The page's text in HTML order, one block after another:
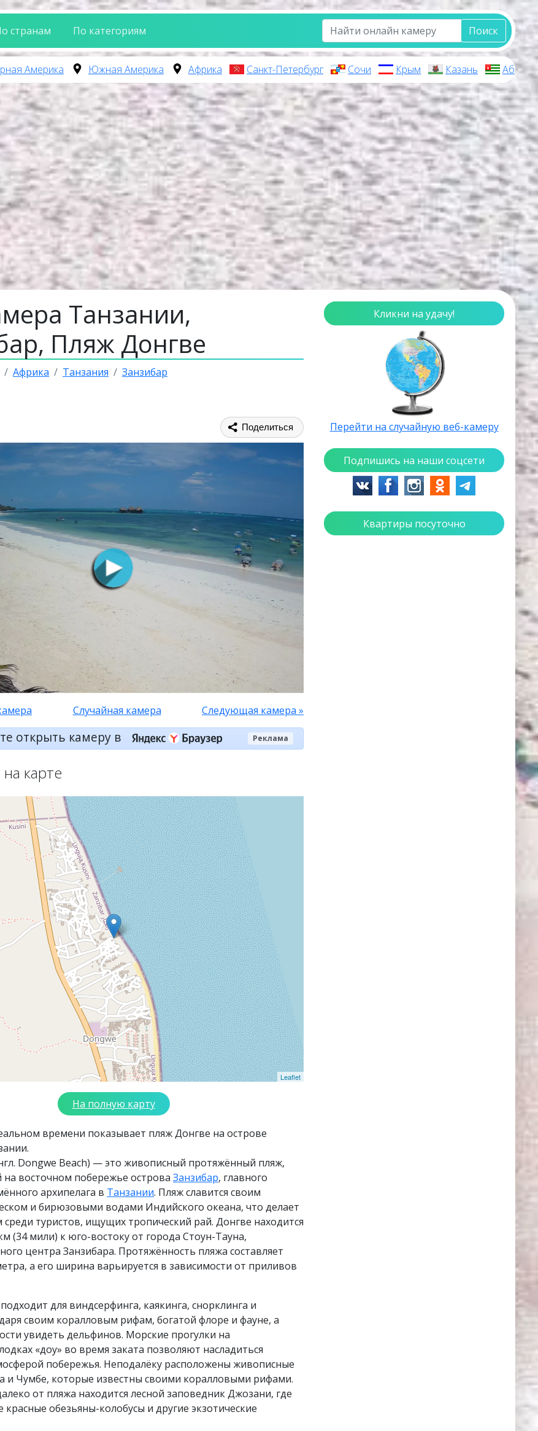
странам По категориям Поиск
Америка Южная Америка Африка Санкт-Петербург Сочи Крым Казань
Танзании,
Пляж Донгве
Африка Танзания Занзибар
Поделиться
Случайная камера Следующая камера »
открыть камеру в Реклама
карте
Leaflet
На полную карту
времени показывает пляж Донгве на острове
Dongwe Beach) — это живописный протяжённый пляж,
восточном побережье острова Занзибар, главного
архипелага в Танзании. Пляж славится своим
и бирюзовыми водами Индийского океана, что делает
туристов, ищущих тропический рай. Донгве находится
(34 мили) к юго-востоку от города Стоун-Тауна,
центра Занзибара. Протяжённость пляжа составляет
а его ширина варьируется в зависимости от приливов
для виндсерфинга, каякинга, снорклинга и
своим коралловым рифам, богатой флоре и фауне, а
увидеть дельфинов. Морские прогулки на
«доу» во время заката позволяют насладиться
побережья. Неподалёку расположены живописные
и Чумбе, которые известны своими коралловыми рифами.
от пляжа находится лесной заповедник Джозани, где
обезьяны-колобусы и другие экзотические
Кликни на удачу!
Перейти на случайную веб-камеру
Подпишись на наши соцсети
Квартиры посуточно